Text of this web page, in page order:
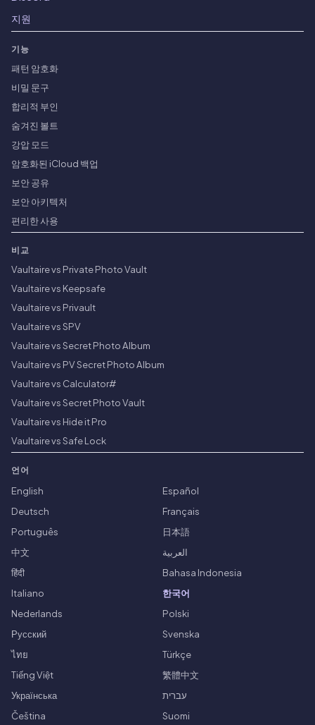
지원
기능
패턴 암호화
비밀 문구
합리적 부인
숨겨진 볼트
강압 모드
암호화된 iCloud 백업
보안 공유
보안 아키텍처
편리한 사용
비교
Vaultaire vs Private Photo Vault
Vaultaire vs Keepsafe
Vaultaire vs Privault
Vaultaire vs SPV
Vaultaire vs Secret Photo Album
Vaultaire vs PV Secret Photo Album
Vaultaire vs Calculator#
Vaultaire vs Secret Photo Vault
Vaultaire vs Hide it Pro
Vaultaire vs Safe Lock
언어
English
Español
Deutsch
Français
Português
日本語
中文
العربية
हिंदी
Bahasa Indonesia
Italiano
한국어
Nederlands
Polski
Русский
Svenska
ไทย
Türkçe
Tiếng Việt
繁體中文
Українська
עברית
Čeština
Suomi